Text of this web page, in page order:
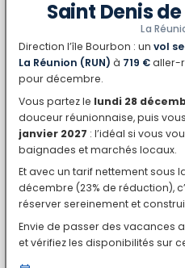
Saint Denis
La
Direction l’île Bourbon : un vol
La Réunion (RUN) à 719 €aller-
pour décembre.
Vous partez le lundi 28
douceur réunionnaise, puis
janvier 2027 : l’idéal si vous
baignades et marchés locaux.
Et avec un tarif nettement sous
décembre (23% de réduction),
réserver sereinement et
Envie de passer des vacances
et vérifiez les disponibilités sur